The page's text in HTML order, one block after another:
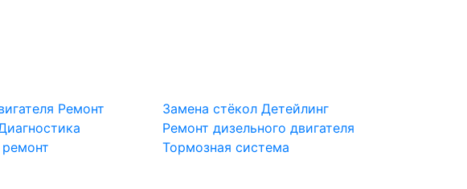
Ремонт
Замена стёкол Детейлинг
Ремонт дизельного двигателя
Тормозная система